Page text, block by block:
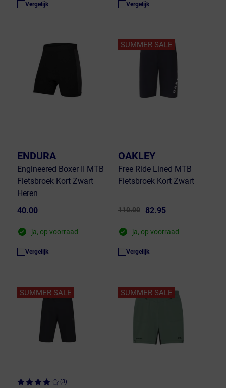
Vergelijk Vergelijk
ENDURA
Engineered Boxer II MTB
Fietsbroek Kort Zwart
Heren
40.00
ja, op voorraad
Vergelijk
SUMMER SALE
OAKLEY
Free Ride Lined MTB
Fietsbroek Kort Zwart
110.00 82.95
ja, op voorraad
Vergelijk
SUMMER SALE
(3)
SUMMER SALE